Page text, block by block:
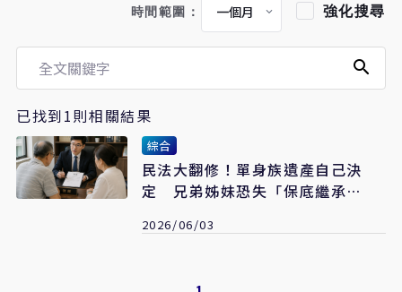
時間範圍： 強化搜尋
已找到1則相關結果
綜合
民法大翻修！單身族遺產自己決
定 兄弟姊妹恐失「保底繼承
2026/06/03